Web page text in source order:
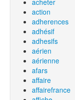
acheter
action
adherences
adhésif
adhesifs
aérien
aérienne
afars
affaire
affairefrance